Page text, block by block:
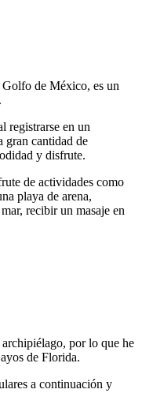
de México, es un
registrarse en un
gran cantidad de
y disfrute.
de actividades como
playa de arena,
recibir un masaje en
por lo que he
de Florida.
a continuación y